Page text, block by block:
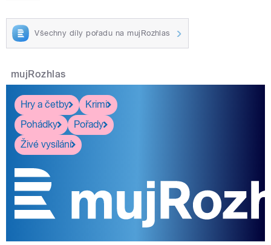
Všechny díly pořadu na mujRozhlas
mujRozhlas
Hry a četby
Krimi
Pohádky
Pořady
Živé vysílání